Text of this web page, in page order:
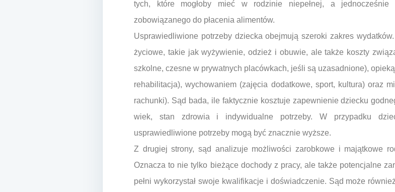
tych, które mogłoby mieć w rodzinie niepełnej, a jednocześnie
zobowiązanego do płacenia alimentów.
Usprawiedliwione potrzeby dziecka obejmują szeroki zakres
życiowe, takie jak wyżywienie, odzież i obuwie, ale także koszty
szkolne, czesne w prywatnych placówkach, jeśli są uzasadnione),
rehabilitacja), wychowaniem (zajęcia dodatkowe, sport, kultura) oraz
rachunki). Sąd bada, ile faktycznie kosztuje zapewnienie dziecku
wiek, stan zdrowia i indywidualne potrzeby. W przypadku
usprawiedliwione potrzeby mogą być znacznie wyższe.
Z drugiej strony, sąd analizuje możliwości zarobkowe i majątkowe
Oznacza to nie tylko bieżące dochody z pracy, ale także potencjalne
pełni wykorzystał swoje kwalifikacje i doświadczenie. Sąd może